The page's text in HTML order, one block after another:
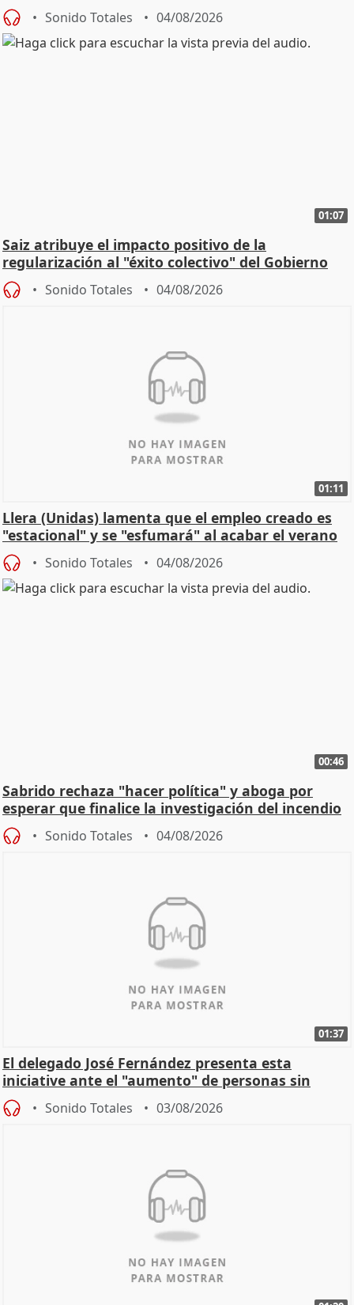
Sonido Totales 04/08/2026
01:07
Saiz atribuye el impacto positivo de la
regularización al "éxito colectivo" del Gobierno
Sonido Totales 04/08/2026
01:11
Llera (Unidas) lamenta que el empleo creado es
"estacional" y se "esfumará" al acabar el verano
Sonido Totales 04/08/2026
00:46
Sabrido rechaza "hacer política" y aboga por
esperar que finalice la investigación del incendio
Sonido Totales 04/08/2026
01:37
El delegado José Fernández presenta esta
iniciative ante el "aumento" de personas sin
hogar en Madri
Sonido Totales 03/08/2026